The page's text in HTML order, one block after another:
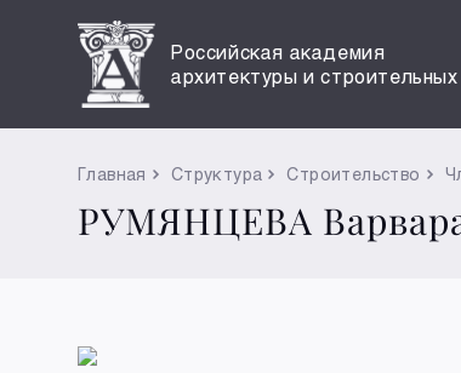
Российская академия
архитектуры и строительных
Главная Структура Строительство
РУМЯНЦЕВА